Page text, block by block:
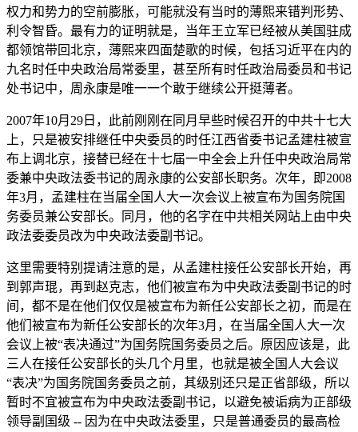
权力和势力的空前膨胀，可能就没有当时的薄熙来错判形势、
利令智昏。最有力的证明就是，当年王立军已经被从美国驻成
都领馆带回北京，薄熙来四面楚歌的时候，包括习近平在内的
九名时任中央政治局常委里，甚至所有时任政治局委员和书记
处书记中，周永康是唯一一个敢于继续公开挺薄者。
2007年10月29日，此前刚刚在同月早些时候召开的中共十七大
上，只是被安排继任中央委员的时任江西省委书记孟建柱被宣
布上调北京，接替已经在十七届一中全会上升任中央政治局常
委兼中央政法委书记的周永康的公安部长职务。次年，即2008
年3月，孟建柱在当届全国人大一次会议上被宣布为国务院国
务委员兼公安部长。同月，他的名字在中共相关网站上由中央
政法委委员改为中央政法委副书记。
这里需要特别提请注意的是，从孟建柱接任公安部长开始，再
到郭声琨，再到赵克志，他们被宣布为中央政法委副书记的时
间，都不是在他们仅仅是被宣布为新任公安部长之初，而是在
他们被宣布为新任公安部长的次年3月，在当届全国人大一次
会议上被“表决通过”为国务院国务委员之后。原因应该是，此
三人在接任公安部长的头几个月里，也就是被全国人大会议
“表决”为国务院国务委员之前，其级别还只是正省部级，所以
暂时不宜被宣布为中央政法委副书记，以避免被诟病为正部级
领导副国级 -- 因为在中央政法委里，只是普通委员的最高检